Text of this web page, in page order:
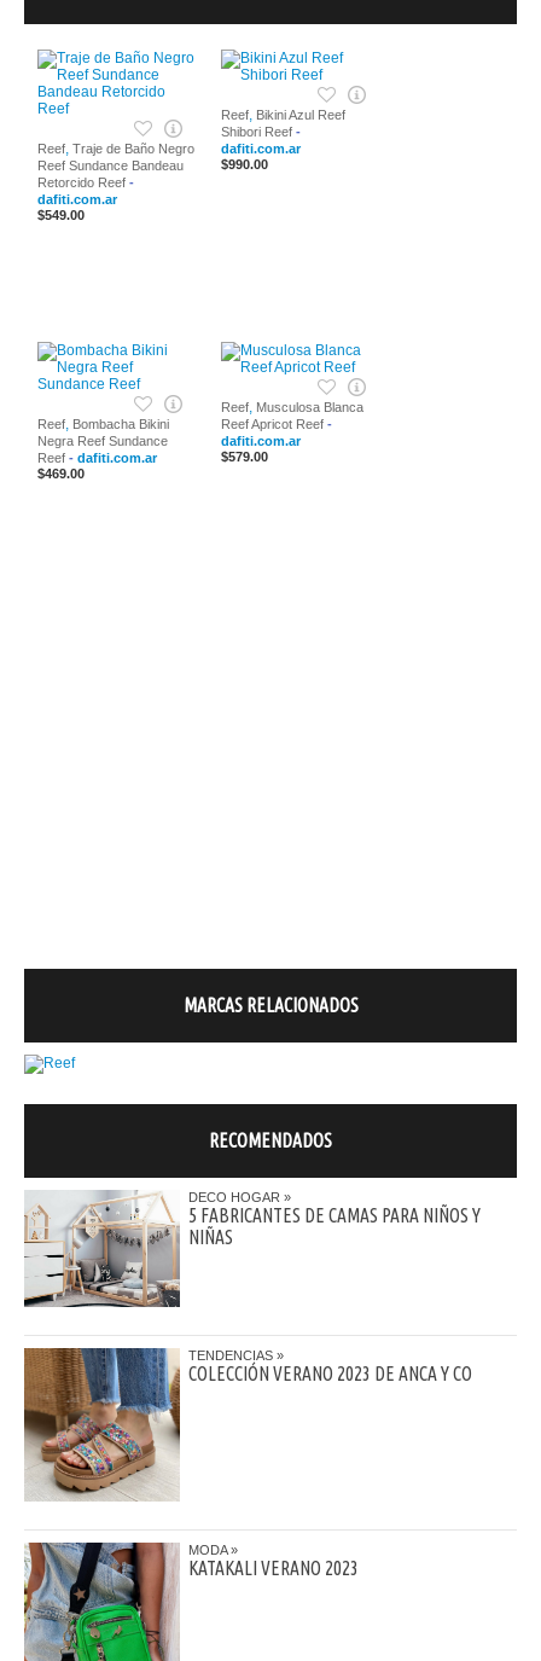
Reef, Traje de Baño Negro
Reef Sundance Bandeau
Retorcido Reef -
dafiti.com.ar
$549.00
Reef, Bikini Azul Reef
Shibori Reef -
dafiti.com.ar
$990.00
Reef, Bombacha Bikini
Negra Reef Sundance
Reef - dafiti.com.ar
$469.00
Reef, Musculosa Blanca
Reef Apricot Reef -
dafiti.com.ar
$579.00
MARCAS RELACIONADOS
RECOMENDADOS
DECO HOGAR
5 FABRICANTES DE CAMAS PARA NIÑOS Y
NIÑAS
TENDENCIAS
COLECCIÓN VERANO 2023 DE ANCA Y CO
MODA
KATAKALI VERANO 2023